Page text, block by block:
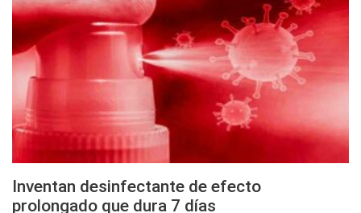
Inventan desinfectante de efecto
prolongado que dura 7 días